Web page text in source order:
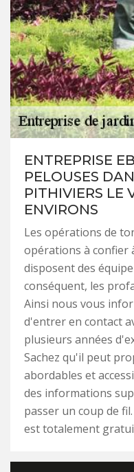
ENTREPRISE
PELOUSES
PITHIVIERS LE
ENVIRONS
Les opérations de
opérations à confier
disposent des
conséquent, les
Ainsi nous vous
d'entrer en contact
plusieurs années
Sachez qu'il peut
abordables et
des informations
passer un coup de
est totalement